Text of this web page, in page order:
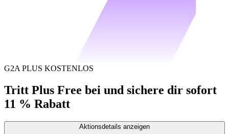
G2A PLUS KOSTENLOS
Tritt Plus Free bei und sichere dir sofort
11 % Rabatt
Aktionsdetails anzeigen